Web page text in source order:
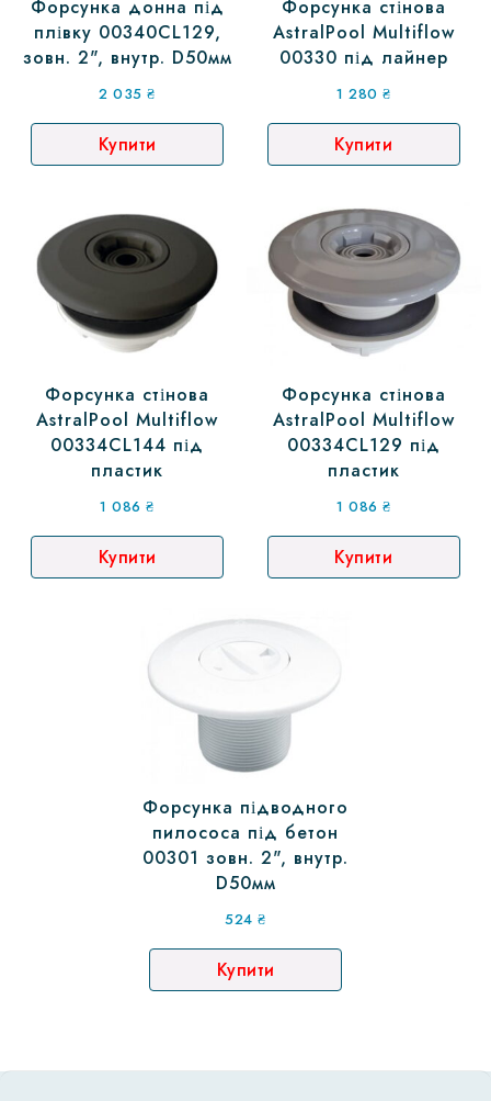
Форсунка донна під
плівку 00340CL129,
зовн. 2", внутр. D50мм
2 035₴
Купити
Форсунка стінова
AstralPool Multiflow
00330 під лайнер
1 280₴
Купити
Форсунка стінова
AstralPool Multiflow
00334CL144 під
пластик
1 086₴
Купити
Форсунка стінова
AstralPool Multiflow
00334CL129 під
пластик
1 086₴
Купити
Форсунка підводного
пилососа під бетон
00301 зовн. 2", внутр.
D50мм
524₴
Купити